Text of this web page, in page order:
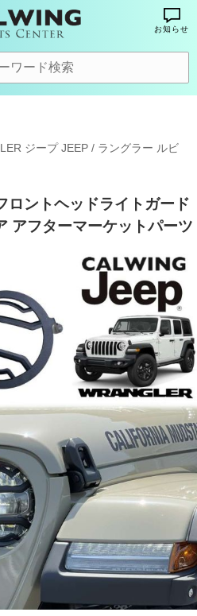
お知らせ
ジープ JEEP / ラングラー ルビ
ロントヘッドライトガード
アフターマーケットパーツ